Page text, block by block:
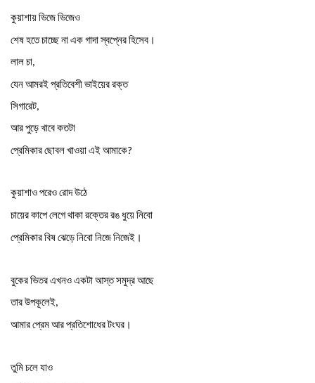
কুয়াশায়ভিজেভিজেও
শেষহতেচাচ্ছেনাএকগাদাস্বপ্নেরহিসেব ।
লালচা,
যেনআমরইপ্রতিবেশীভাইয়েররক্ত
সিগারেট,
আরপুড়েখাবেকতটা
প্রেমিকারছোবলখাওয়াএইআমাকে?
কুয়াশাওপরেওরোদউঠে
চায়েরকাপেলেগেথাকারক্তেররঙধুয়েনিবো
প্রেমিকারবিষঝেড়েনিবোনিজেনিজেই ।
বুকেরভিতরএখনওএকটাআস্তসমুদ্রআছে
তারউপকূলেই,
আমারপ্রেমআরপ্রতিশোধেরটংঘর ।
তুমিচলেযাও